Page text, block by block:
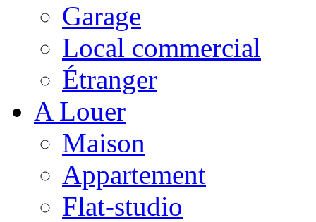
Garage
Local commercial
Étranger
A Louer
Maison
Appartement
Flat-studio